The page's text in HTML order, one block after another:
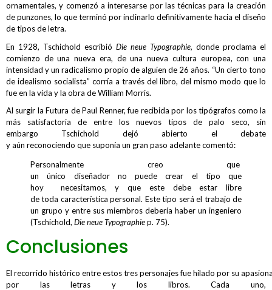
ornamentales, y comenzó a interesarse por las técnicas para la creación
de punzones, lo que terminó por inclinarlo definitivamente hacia el diseño
de tipos de letra.
En 1928, Tschichold escribió Die neue Typographie, donde proclama el
comienzo de una nueva era, de una nueva cultura europea, con una
intensidad y un radicalismo propio de alguien de 26 años. “Un cierto tono
de idealismo socialista” corría a través del libro, del mismo modo que lo
fue en la vida y la obra de William Morris.
Al surgir la Futura de Paul Renner, fue recibida por los tipógrafos como la
más satisfactoria de entre los nuevos tipos de palo seco, sin
embargo Tschichold dejó abierto el debate
y aún reconociendo que suponía un gran paso adelante comentó:
Personalmente creo que
un único diseñador no puede crear el tipo que
hoy necesitamos, y que este debe estar libre
de toda característica personal. Este tipo será el trabajo de
un grupo y entre sus miembros debería haber un ingeniero
(Tschichold, Die neue Typographiep. 75).
Conclusiones
El recorrido histórico entre estos tres personajes fue hilado por su
por las letras y los libros. Cada uno,